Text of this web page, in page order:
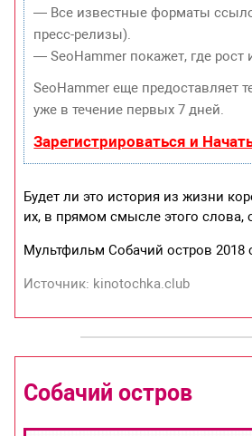
— Все известные форматы
пресс-релизы).
— SeoHammer покажет, где
SeoHammer еще предоставляет
уже в течение первых 7 дней.
Зарегистрироваться и
Будет ли это история из жизни
их, в прямом смысле этого
Мультфильм Собачий остров 2018
Источник: kinotochka.club
Собачий остров